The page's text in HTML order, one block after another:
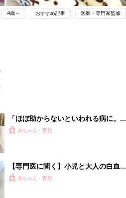
4歳～ おすすめ記事 医師・専門家監修
「ほぼ助からないといわれる病に。で
も必ず治る…！」白血病の息子を全力
赤ちゃん・育児
【専門医に聞く】小児と大人の白血病
の違いや最新の治療方法を教えて
赤ちゃん・育児